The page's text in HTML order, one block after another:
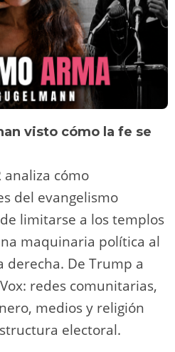
visto cómo la fe se
analiza cómo
del evangelismo
limitarse a los templos
maquinaria política al
derecha. De Trump a
redes comunitarias,
medios y religión
electoral.